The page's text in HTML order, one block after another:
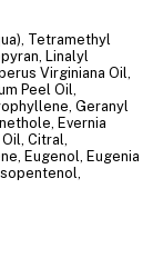
Tetramethyl
Linalyl
Virginiana Oil,
Peel Oil,
Geranyl
Evernia
Citral,
Eugenol, Eugenia